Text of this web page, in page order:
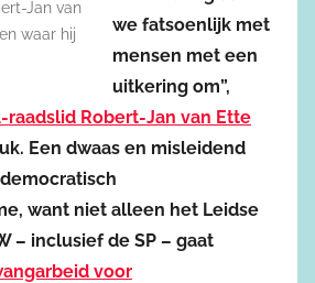
Jan van
waar hij
we fatsoenlijk met
mensen met een
uitkering om”,
raadslid Robert-Jan van Ette
Een dwaas en misleidend
want niet alleen het Leidse
– inclusief de SP – gaat
voor